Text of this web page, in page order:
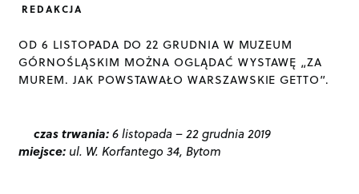
REDAKCJA
OD 6 LISTOPADA DO 22 GRUDNIA W MUZEUM
GÓRNOŚLĄSKIM MOŻNA OGLĄDAĆ WYSTAWĘ „ZA
MUREM. JAK POWSTAWAŁO WARSZAWSKIE GETTO”.
czas trwania:6 listopada – 22 grudnia 2019
miejsce: ul. W. Korfantego 34, Bytom